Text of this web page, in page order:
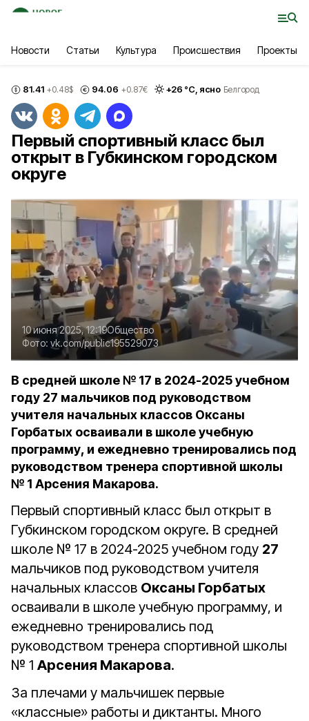
Новости Статьи Культура Происшествия Проекты
81.41 +0.48$ 94.06 +0.87€ +26 °С, ясно Белгород
Первый спортивный класс был
открыт в Губкинском городском
округе
10 июня 2025, 12:19Общество
Фото: vk.com/public195529073
В средней школе № 17 в 2024-2025 учебном
году 27 мальчиков под руководством
учителя начальных классов Оксаны
Горбатых осваивали в школе учебную
программу, и ежедневно тренировались под
руководством тренера спортивной школы
№ 1 Арсения Макарова.
Первый спортивный класс был открыт в
Губкинском городском округе. В средней
школе № 17 в 2024-2025 учебном году 27
мальчиков под руководством учителя
начальных классов Оксаны Горбатых
осваивали в школе учебную программу, и
ежедневно тренировались под
руководством тренера спортивной школы
№ 1 Арсения Макарова.
За плечами у мальчишек первые
«классные» работы и диктанты. Много